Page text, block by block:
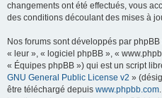
changements ont été effectués, vous
des conditions découlant des mises à
Nos forums sont développés par
« leur », « logiciel phpBB », «
« Équipes phpBB ») qui est un script
GNU General Public License v2 »
être téléchargé depuis www.phpbb.com